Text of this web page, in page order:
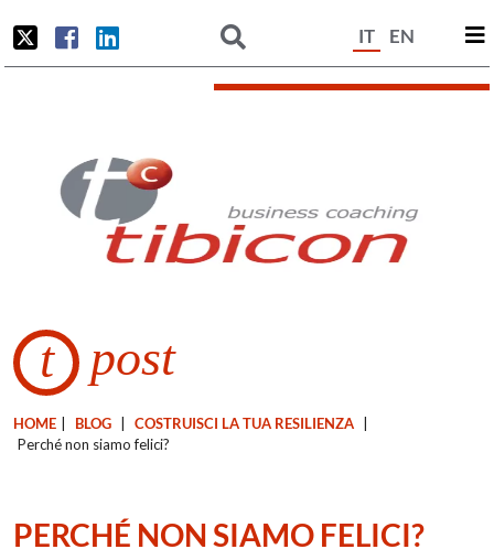
IT EN
t post
HOME BLOG COSTRUISCI LA TUA RESILIENZA
Perché non siamo felici?
PERCHÉ NON SIAMO FELICI?